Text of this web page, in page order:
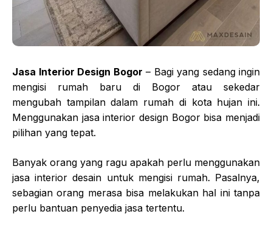
Jasa Interior Design Bogor – Bagi yang sedang ingin
mengisi rumah baru di Bogor atau sekedar
mengubah tampilan dalam rumah di kota hujan ini.
Menggunakan jasa interior design Bogor bisa menjadi
pilihan yang tepat.
Banyak orang yang ragu apakah perlu menggunakan
jasa interior desain untuk mengisi rumah. Pasalnya,
sebagian orang merasa bisa melakukan hal ini tanpa
perlu bantuan penyedia jasa tertentu.